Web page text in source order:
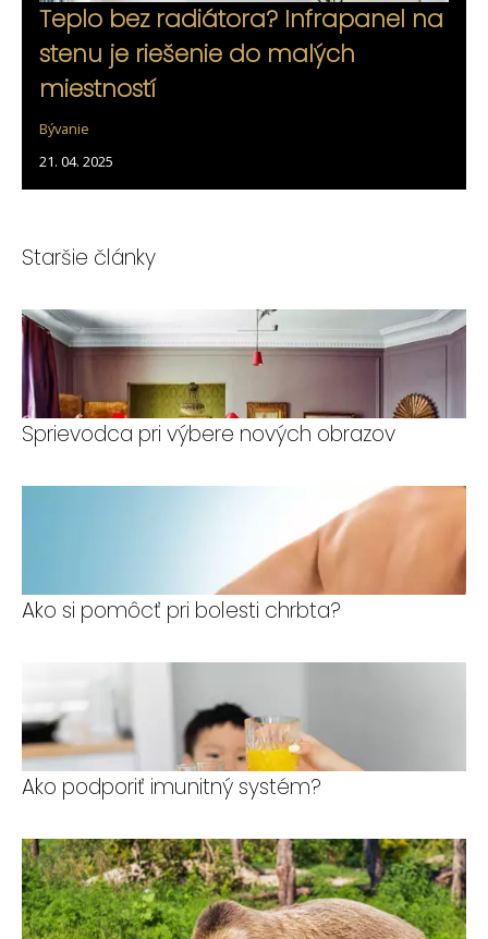
Teplo bez radiátora? Infrapanel na
stenu je riešenie do malých
miestností
Bývanie
21. 04. 2025
Staršie články
Sprievodca pri výbere nových obrazov
Ako si pomôcť pri bolesti chrbta?
Ako podporiť imunitný systém?